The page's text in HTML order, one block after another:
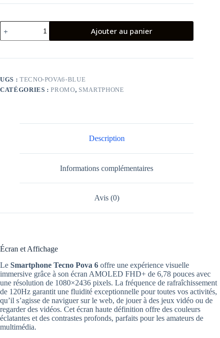
quantité
de
SMARTPHONE
POVA
256GO
BLEU
Ajouter au panier
UGS : TECNO-POVA6-BLUE
CATÉGORIES :PROMO, SMARTPHONE
Description
Informations complémentaires
Avis (0)
Écran et Affichage
Le Smartphone Tecno Pova 6 offre une expérience visuelle
immersive grâce à son écran AMOLED FHD+ de 6,78 pouces avec
une résolution de 1080×2436 pixels. La fréquence de rafraîchissement
de 120Hz garantit une fluidité exceptionnelle pour toutes vos activités,
qu’il s’agisse de naviguer sur le web, de jouer à des jeux vidéo ou de
regarder des vidéos. Cet écran haute définition offre des couleurs
éclatantes et des contrastes profonds, parfaits pour les amateurs de
multimédia.